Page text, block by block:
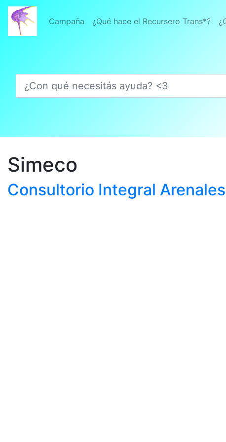
Campaña ¿Qué hace el Recursero Trans*?
¿Con qué necesitás ayuda? <3
Simeco
Consultorio Integral